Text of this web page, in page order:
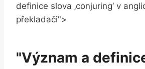
definice slova ‚conjuring‘ v
překladači">
"Význam a